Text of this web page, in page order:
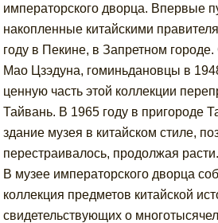
императорского дворца. Впервые
накопленные китайскими
году в Пекине, в Запретном
Мао Цзэдуна, гоминьдановцы в
ценную часть этой коллекции
Тайвань. В 1965 году в пригороде
здание музея в китайском стиле,
перестраивалось, продолжая расти.
В музее императорского дворца
коллекция предметов китайской
свидетельствующих о